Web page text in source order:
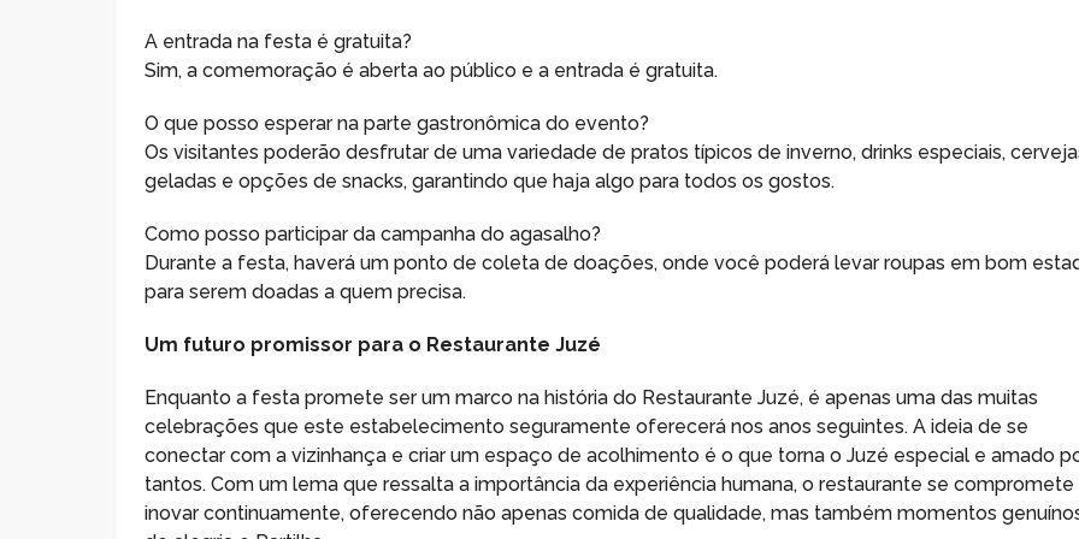
A entrada na festa é gratuita?
Sim, a comemoração é aberta ao público e a entrada é gratuita.
O que posso esperar na parte gastronômica do evento?
Os visitantes poderão desfrutar de uma variedade de pratos típicos de inverno, drinks especiais,
geladas e opções de snacks, garantindo que haja algo para todos os gostos.
Como posso participar da campanha do agasalho?
Durante a festa, haverá um ponto de coleta de doações, onde você poderá levar roupas em bom
para serem doadas a quem precisa.
Um futuro promissor para o Restaurante Juzé
Enquanto a festa promete ser um marco na história do Restaurante Juzé, é apenas uma das muitas
celebrações que este estabelecimento seguramente oferecerá nos anos seguintes. A ideia de se
conectar com a vizinhança e criar um espaço de acolhimento é o que torna o Juzé especial e amado
tantos. Com um lema que ressalta a importância da experiência humana, o restaurante se compromete
inovar continuamente, oferecendo não apenas comida de qualidade, mas também momentos